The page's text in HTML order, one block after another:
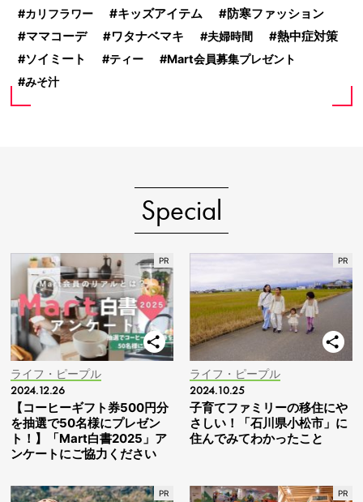
カリフラワー キッズアイテム
防寒ファッション
ママコーデ
ワタナベマキ 夫婦時間 熱中症対策
ソイミート ティー
Mart会員募集プレゼント
みそ汁
Special
ライフ・ピープル
2024.12.26
【コーヒーギフト券500円分
を抽選で50名様にプレゼン
ト！】「Mart白書2025」ア
ンケートにご協力ください
ライフ・ピープル
2024.10.25
子育てファミリーの移住にや
さしい！「石川県小松市」に
住んでみてわかったこと